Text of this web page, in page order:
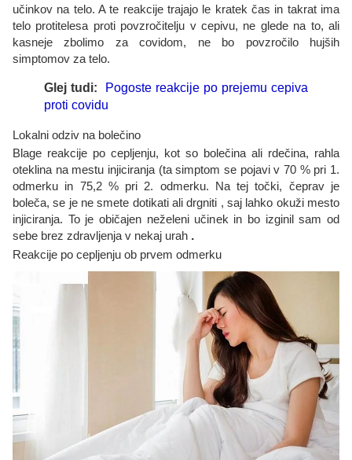
učinkov na telo. A te reakcije trajajo le kratek čas in takrat ima
telo protitelesa proti povzročitelju v cepivu, ne glede na to, ali
kasneje zbolimo za covidom, ne bo povzročilo hujših
simptomov za telo.
Glej tudi:
Pogoste reakcije po prejemu cepiva
proti covidu
Lokalni odziv na bolečino
Blage reakcije po cepljenju, kot so bolečina ali rdečina, rahla
oteklina na mestu injiciranja (ta simptom se pojavi v 70 % pri 1.
odmerku in 75,2 % pri 2. odmerku. Na tej točki, čeprav je
boleča, se je ne smete dotikati ali drgniti , saj lahko okuži mesto
injiciranja. To je običajen neželeni učinek in bo izginil sam od
sebe brez zdravljenja v nekaj urah .
Reakcije po cepljenju ob prvem odmerku